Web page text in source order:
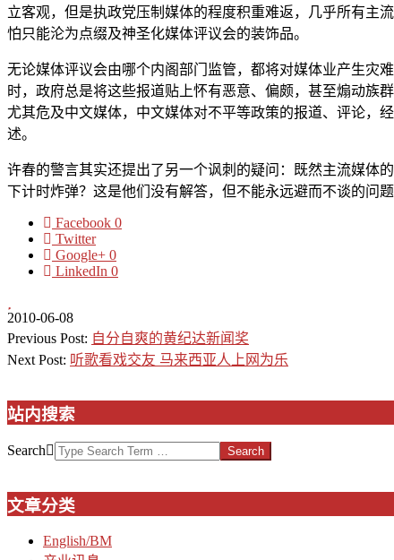
立客观，但是执政党压制媒体的程度积重难返，几乎所有主
怕只能沦为点缀及神圣化媒体评议会的装饰品。
无论媒体评议会由哪个内阁部门监管，都将对媒体业产生
时，政府总是将这些报道贴上怀有恶意、偏颇，甚至煽动族
尤其危及中文媒体，中文媒体对不平等政策的报道、评论，
述。
许春的警言其实还提出了另一个讽刺的疑问：既然主流媒体
下计时炸弹？这是他们没有解答，但不能永远避而不谈的问题
Facebook 0
Twitter
Google+ 0
LinkedIn 0
2010-06-08
Previous Post: 自分自爽的黄纪达新闻奖
Next Post: 听歌看戏交友 马来西亚人上网为乐
站内搜索
Search
文章分类
English/BM